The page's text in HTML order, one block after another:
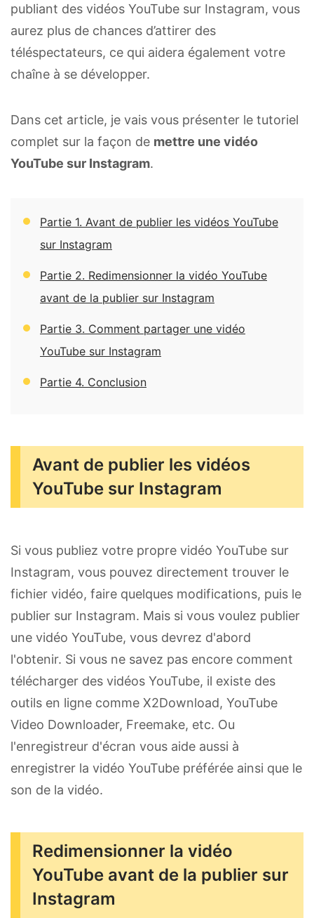
publiant des vidéos YouTube sur Instagram, vous
aurez plus de chances d’attirer des
téléspectateurs, ce qui aidera également votre
chaîne à se développer.
Dans cet article, je vais vous présenter le tutoriel
complet sur la façon de mettre une vidéo
YouTube sur Instagram.
Partie 1. Avant de publier les vidéos YouTube
sur Instagram
Partie 2. Redimensionner la vidéo YouTube
avant de la publier sur Instagram
Partie 3. Comment partager une vidéo
YouTube sur Instagram
Partie 4. Conclusion
Avant de publier les vidéos
YouTube sur Instagram
Si vous publiez votre propre vidéo YouTube sur
Instagram, vous pouvez directement trouver le
fichier vidéo, faire quelques modifications, puis le
publier sur Instagram. Mais si vous voulez publier
une vidéo YouTube, vous devrez d'abord
l'obtenir. Si vous ne savez pas encore comment
télécharger des vidéos YouTube, il existe des
outils en ligne comme X2Download, YouTube
Video Downloader, Freemake, etc. Ou
l'enregistreur d'écran vous aide aussi à
enregistrer la vidéo YouTube préférée ainsi que le
son de la vidéo.
Redimensionner la vidéo
YouTube avant de la publier sur
Instagram